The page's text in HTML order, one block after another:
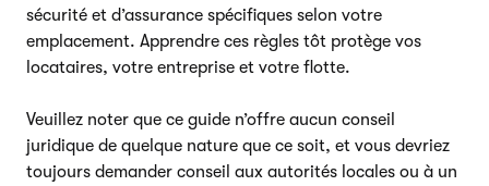
sécurité et d’assurance spécifiques selon votre
emplacement. Apprendre ces règles tôt protège vos
locataires, votre entreprise et votre flotte.
Veuillez noter que ce guide n’offre aucun conseil
juridique de quelque nature que ce soit, et vous devriez
toujours demander conseil aux autorités locales ou à un